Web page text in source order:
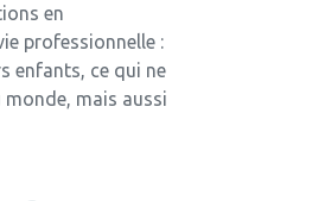
en
professionnelle :
enfants, ce qui ne
mais aussi